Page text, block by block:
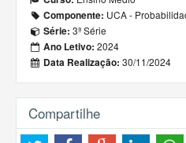
Componente: UCA -
Série: 3ª Série
Ano Letivo: 2024
Data Realização: 30/11/2024
Compartilhe